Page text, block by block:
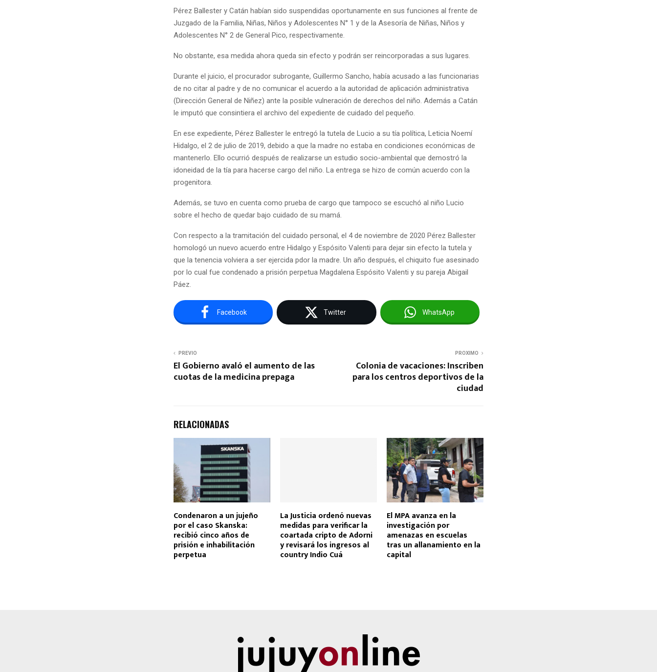
Pérez Ballester y Catán habían sido suspendidas oportunamente en sus funciones al frente de
Juzgado de la Familia, Niñas, Niños y Adolescentes N° 1 y de la Asesoría de Niñas, Niños y
Adolescentes N° 2 de General Pico, respectivamente.
No obstante, esa medida ahora queda sin efecto y podrán ser reincorporadas a sus lugares.
Durante el juicio, el procurador subrogante, Guillermo Sancho, había acusado a las funcionarias
de no citar al padre y de no comunicar el acuerdo a la autoridad de aplicación administrativa
(Dirección General de Niñez) ante la posible vulneración de derechos del niño. Además a Catán
le imputó que consintiera el archivo del expediente de cuidado del pequeño.
En ese expediente, Pérez Ballester le entregó la tutela de Lucio a su tía política, Leticia Noemí
Hidalgo, el 2 de julio de 2019, debido a que la madre no estaba en condiciones económicas de
mantenerlo. Ello ocurrió después de realizarse un estudio socio-ambiental que demostró la
idoneidad de la tía para hacerse cargo del niño. La entrega se hizo de común acuerdo con la
progenitora.
Además, se tuvo en cuenta como prueba de cargo que tampoco se escuchó al niño Lucio
sobre el hecho de quedar bajo cuidado de su mamá.
Con respecto a la tramitación del cuidado personal, el 4 de noviembre de 2020 Pérez Ballester
homologó un nuevo acuerdo entre Hidalgo y Espósito Valenti para dejar sin efecto la tutela y
que la tenencia volviera a ser ejercida pdor la madre. Un año después, el chiquito fue asesinado
por lo cual fue condenado a prisión perpetua Magdalena Espósito Valenti y su pareja Abigail
Páez.
Facebook Twitter WhatsApp
PREVIO
El Gobierno avaló el aumento de las
cuotas de la medicina prepaga
PROXIMO
Colonia de vacaciones: Inscriben
para los centros deportivos de la
ciudad
RELACIONADAS
Condenaron a un jujeño
por el caso Skanska:
recibió cinco años de
prisión e inhabilitación
perpetua
La Justicia ordenó nuevas
medidas para verificar la
coartada cripto de Adorni
y revisará los ingresos al
country Indio Cuá
El MPA avanza en la
investigación por
amenazas en escuelas
tras un allanamiento en la
capital